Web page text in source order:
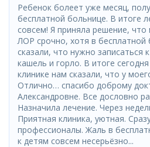
Ребенок болеет уже месяц,
бесплатной больнице. В итоге
совсем! Я приняла решение,
ЛОР срочно, хотя в бесплатной
сказали, что нужно записаться
кашель и горло. В итоге
клинике нам сказали, что у
Отлично… спасибо доброму
Александровне. Все дословно
Назначила лечение. Через
Приятная клиника, уютная.
профессионалы. Жаль в
к детям совсем несерьёзно...